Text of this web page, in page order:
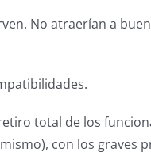
No atraerían a
total de los
con los graves